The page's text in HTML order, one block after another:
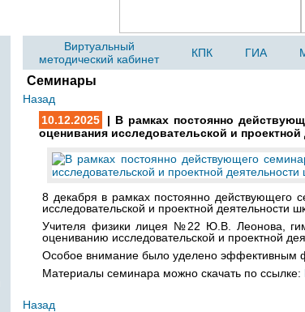
Виртуальный
методический кабинет
КПК ГИА
Семинары
Назад
10.12.2025
| В рамках постоянно
оценивания исследовательской и
8 декабря в рамках постоянно действующего
исследовательской и проектной деятельности
Учителя физики лицея №22 Ю.В. Леонова,
оцениванию исследовательской и проектной
Особое внимание было уделено эффективным
Материалы семинара можно скачать по ссылке:
Назад